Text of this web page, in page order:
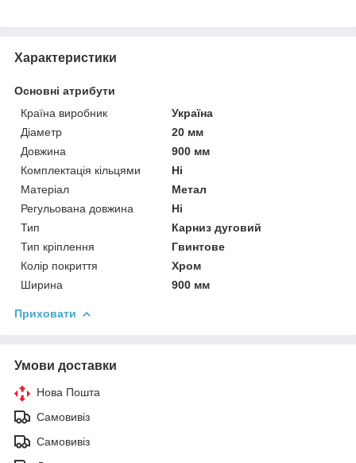
Характеристики
Основні атрибути
Країна виробник
Україна
Діаметр
20 мм
Довжина
900 мм
Комплектація кільцями
Ні
Матеріал
Метал
Регульована довжина
Ні
Тип
Карниз дуговий
Тип кріплення
Гвинтове
Колір покриття
Хром
Ширина
900 мм
Приховати
Умови доставки
Нова Пошта
Самовивіз
Самовивіз